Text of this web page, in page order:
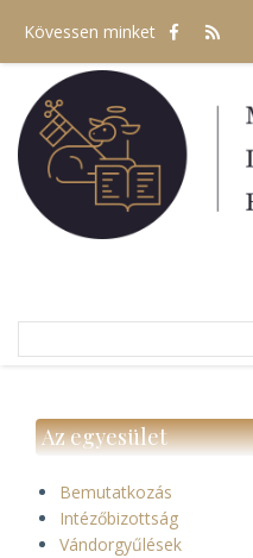
tartalomra
Kövessen minket
Search
Az egyesület
Bemutatkozás
Intézőbizottság
Vándorgyűlések